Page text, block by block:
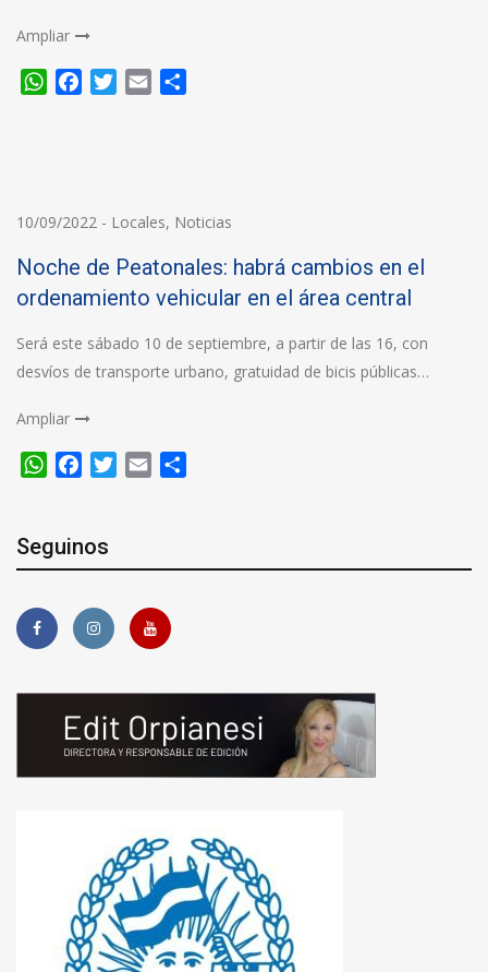
Ampliar
WhatsApp
FacebookTwitter
Email
10/09/2022 - Locales, Noticias
Noche de Peatonales: habrá cambios en el
ordenamiento vehicular en el área central
Será este sábado 10 de septiembre, a partir de las 16, con
desvíos de transporte urbano, gratuidad de bicis públicas…
Ampliar
WhatsApp
FacebookTwitter
Email
Seguinos